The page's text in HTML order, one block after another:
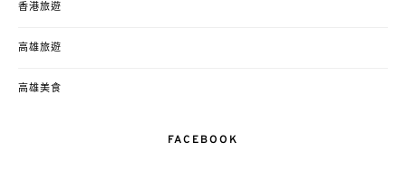
香港旅遊
高雄旅遊
高雄美食
FACEBOOK